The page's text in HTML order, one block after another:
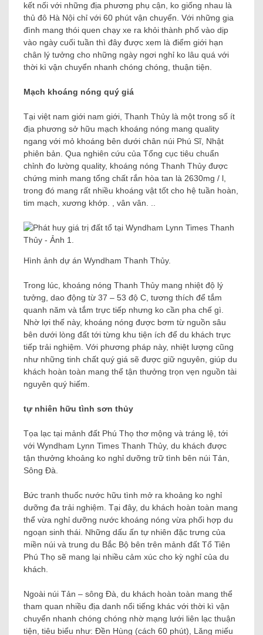
kết nối với những địa phương phụ cận, ko giống nhau là
thủ đô Hà Nội chỉ với 60 phút vận chuyển. Với những gia
đình mang thói quen chạy xe ra khỏi thành phố vào dịp
vào ngày cuối tuần thì đây được xem là điểm giới hạn
chân lý tưởng cho những ngày ngơi nghỉ ko lâu quá với
thời kì vận chuyển nhanh chóng chóng, thuận tiện.
Mạch khoáng nóng quý giá
Tại việt nam giới nam giới, Thanh Thủy là một trong số ít
địa phương sở hữu mạch khoáng nóng mang quality
ngang với mỏ khoáng bên dưới chân núi Phú Sĩ, Nhật
phiên bản. Qua nghiên cứu của Tổng cục tiêu chuẩn
chỉnh đo lường quality, khoáng nóng Thanh Thủy được
chứng minh mang tổng chất rắn hòa tan là 2630mg / l,
trong đó mang rất nhiều khoáng vật tốt cho hệ tuần hoàn,
tim mạch, xương khớp. , vân vân. ..
Hình ảnh dự án Wyndham Thanh Thủy.
Trong lúc, khoáng nóng Thanh Thủy mang nhiệt độ lý
tưởng, dao động từ 37 – 53 độ C, tương thích để tắm
quanh năm và tắm trực tiếp nhưng ko cần pha chế gì.
Nhờ lợi thế này, khoáng nóng được bơm từ nguồn sâu
bên dưới lòng đất tới từng khu tiện ích để du khách trực
tiếp trải nghiệm. Với phương pháp này, nhiệt lượng cũng
như những tinh chất quý giá sẽ được giữ nguyên, giúp du
khách hoàn toàn mang thể tận thưởng trọn vẹn nguồn tài
nguyên quý hiếm.
tự nhiên hữu tình sơn thủy
Tọa lạc tại mảnh đất Phú Thọ thơ mộng và tráng lệ, tới
với Wyndham Lynn Times Thanh Thủy, du khách được
tận thưởng khoảng ko nghỉ dưỡng trữ tình bên núi Tản,
Sông Đà.
Bức tranh thuốc nước hữu tình mở ra khoảng ko nghỉ
dưỡng đa trải nghiệm. Tại đây, du khách hoàn toàn mang
thể vừa nghỉ dưỡng nước khoáng nóng vừa phối hợp du
ngoạn sinh thái. Những dấu ấn tự nhiên đặc trưng của
miền núi và trung du Bắc Bộ bên trên mảnh đất Tổ Tiên
Phú Thọ sẽ mang lại nhiều cảm xúc cho kỳ nghỉ của du
khách.
Ngoài núi Tản – sông Đà, du khách hoàn toàn mang thể
tham quan nhiều địa danh nổi tiếng khác với thời kì vận
chuyển nhanh chóng chóng nhờ mạng lưới liên lạc thuận
tiện, tiêu biểu như: Đền Hùng (cách 60 phút), Lăng miếu